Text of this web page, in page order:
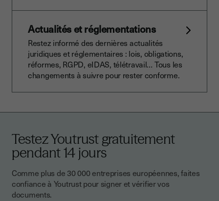
Actualités et réglementations
Restez informé des dernières actualités
juridiques et réglementaires : lois, obligations,
réformes, RGPD, eIDAS, télétravail… Tous les
changements à suivre pour rester conforme.
Testez Youtrust gratuitement
pendant 14 jours
Comme plus de 30 000 entreprises européennes, faites
confiance à Youtrust pour signer et vérifier vos
documents.